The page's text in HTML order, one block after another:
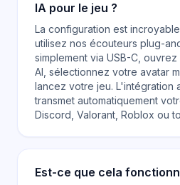
IA pour le jeu ?
La configuration est
utilisez nos écouteurs plug-
simplement via USB-C,
AI, sélectionnez votre avatar
lancez votre jeu. L'intégration
transmet automatiquement
Discord, Valorant, Roblox ou
Est-ce que cela